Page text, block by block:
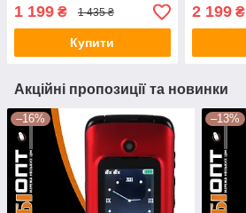
1 199 ₴ 1 435 ₴
Купити
2 199₴
Акційні пропозиції та новинки
–16% –13%